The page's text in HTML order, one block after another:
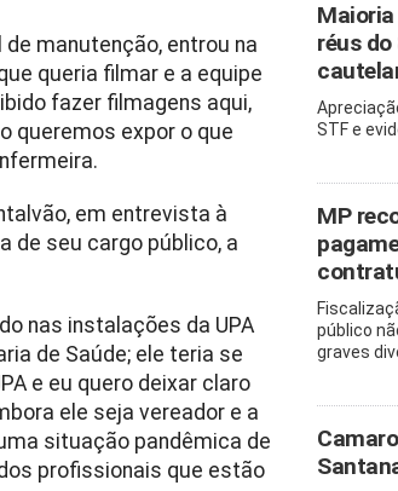
manutenção, entrou na
queria filmar e a equipe
fazer filmagens aqui,
queremos expor o que
em entrevista à
de seu cargo público, a
nas instalações da UPA
de Saúde; ele teria se
e eu quero deixar claro
ele seja vereador e a
situação pandêmica de
profissionais que estão
réus
STF e
MP
público
graves